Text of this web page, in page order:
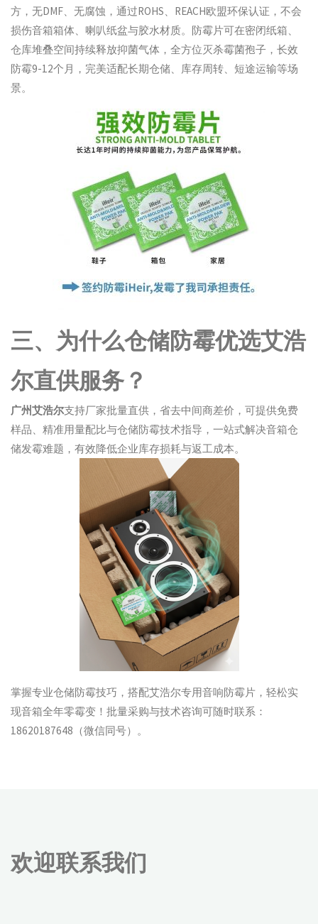
方，无DMF、无腐蚀，通过ROHS、REACH欧盟环保认证，不会
损伤音箱箱体、喇叭纸盆与胶水材质。防霉片可在密闭纸箱、
仓库堆叠空间持续释放抑菌气体，全方位灭杀霉菌孢子，长效
防霉9-12个月，完美适配长期仓储、库存周转、短途运输等场
景。
三、为什么仓储防霉优选艾浩
尔直供服务？
广州艾浩尔支持厂家批量直供，省去中间商差价，可提供免费
样品、精准用量配比与仓储防霉技术指导，一站式解决音箱仓
储发霉难题，有效降低企业库存损耗与返工成本。
掌握专业仓储防霉技巧，搭配艾浩尔专用音响防霉片，轻松实
现音箱全年零霉变！批量采购与技术咨询可随时联系：
18620187648（微信同号）。
欢迎联系我们